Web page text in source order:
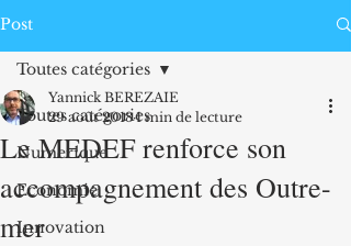
Post
Toutes catégories
Numerique
Economie
Innovation
Toutes catégories
Le MEDEF renforce son
accompagnement des Outre-
mer
Yannick BEREZAIE
29 août 2018 1 min de lecture